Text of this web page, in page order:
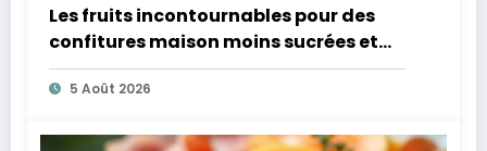
Les fruits incontournables pour des
confitures maison moins sucrées et
plus légères
5 Août 2026